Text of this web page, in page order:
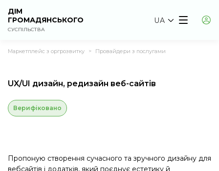
ДІМ
ГРОМАДЯНСЬКОГО
СУСПІЛЬСТВА
UA
Маркетплейс з оргрозвитку > Провайдери з послугами
UX/UI дизайн, редизайн веб-сайтів
Верифіковано
Пропоную створення сучасного та зручного дизайну для
вебсайтів і додатків, який поєднує естетику й